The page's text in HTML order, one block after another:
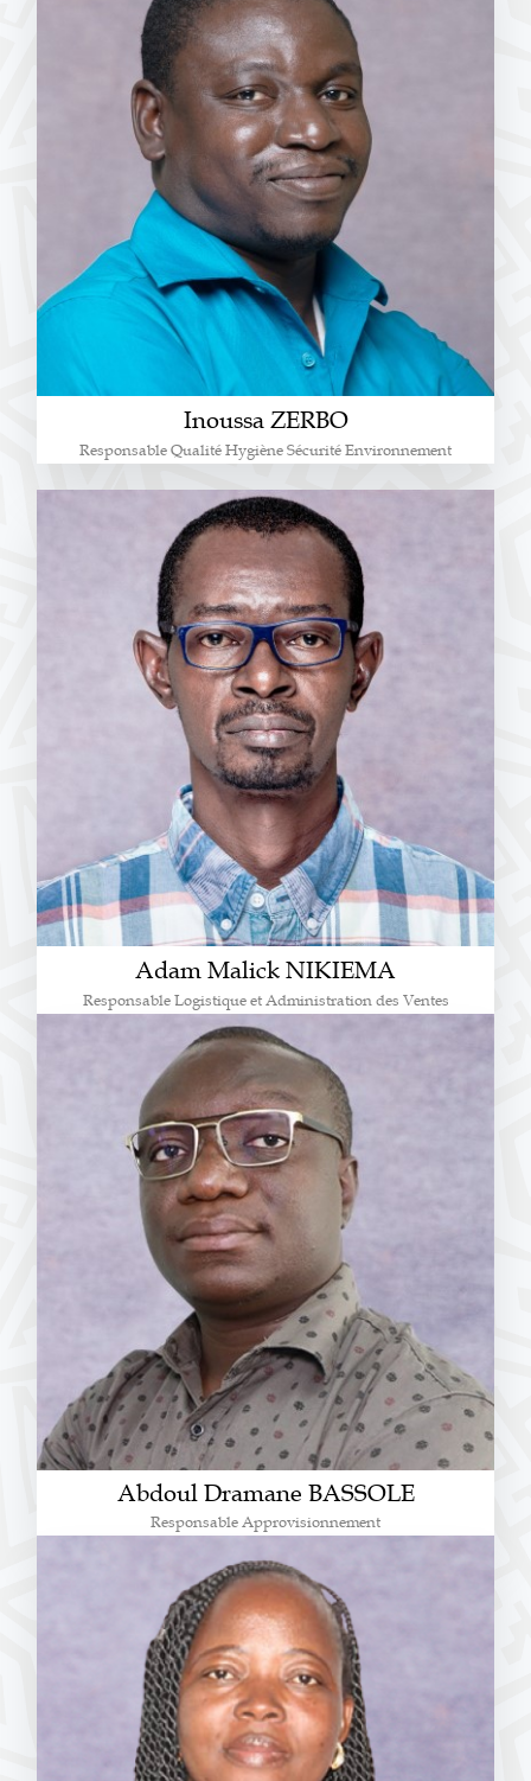
Inoussa ZERBO
Responsable Qualité Hygiène Sécurité Environnement
Adam Malick NIKIEMA
Responsable Logistique et Administration des Ventes
Abdoul Dramane BASSOLE
Responsable Approvisionnement